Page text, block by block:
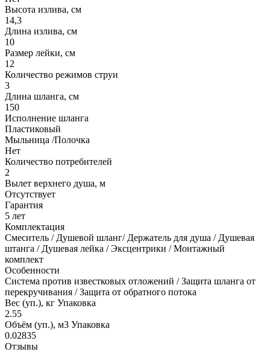
Высота излива, см
14,3
Длина излива, см
10
Размер лейки, см
12
Количество режимов струи
3
Длина шланга, см
150
Исполнение шланга
Пластиковый
Мыльница /Полочка
Нет
Количество потребителей
2
Вылет верхнего душа, м
Отсутствует
Гарантия
5 лет
Комплектация
Смеситель / Душевой шланг/ Держатель для душа / Душевая
штанга / Душевая лейка / Эксцентрики / Монтажный
комплект
Особенности
Система против известковых отложений / Защита шланга от
перекручивания / Защита от обратного потока
Вес (уп.), кг Упаковка
2.55
Объём (уп.), м3 Упаковка
0.02835
Отзывы